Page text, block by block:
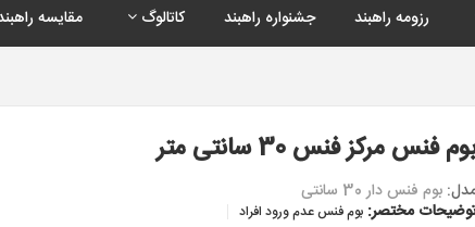
رزومه راهبند جشنواره راهبند کاتالوگ مقایسه
فنس مرکز فنس 30 سانتی متر
بوم فنس دار 30 سانتی
مختصر: بوم فنس عدم ورود افراد